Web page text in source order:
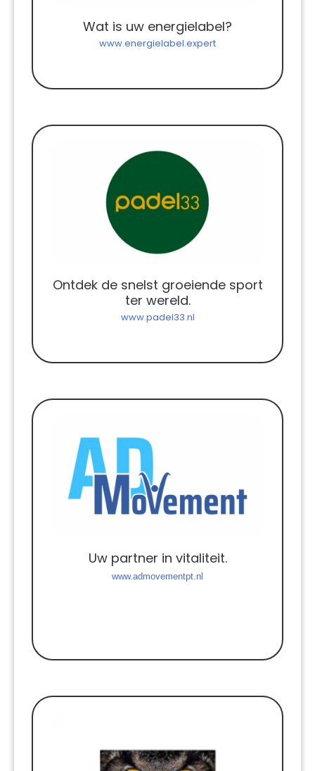
Wat is uw energielabel?
www.energielabel.expert
Ontdek de snelst groeiende sport
ter wereld.
www.padel33.nl
Uw partner in vitaliteit.
www.admovementpt.nl